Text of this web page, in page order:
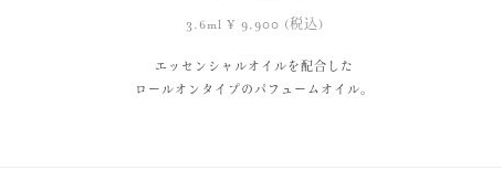
3.6ml ¥ 9,900 (税込)
エッセンシャルオイルを配合した
ロールオンタイプのパフュームオイル。